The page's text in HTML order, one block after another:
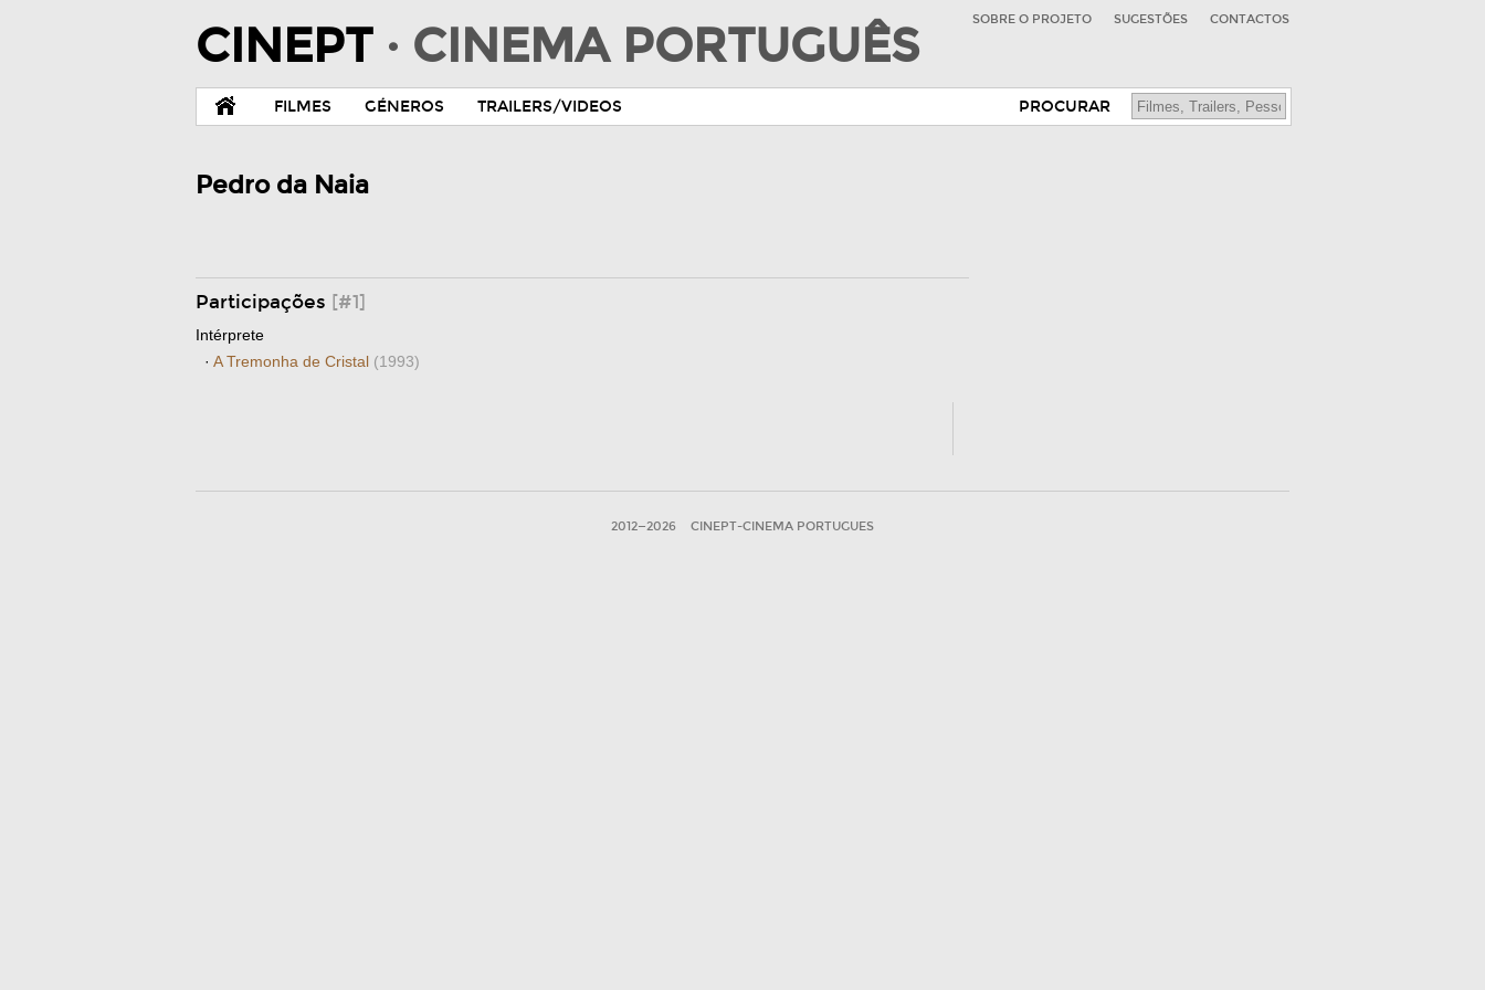
CINEPT · CINEMA PORTUGUÊS SOBRE O PROJETO SUGESTÕES CONTACTOS
FILMES GÉNEROS TRAILERS/VIDEOS PROCURAR
Pedro da Naia
Participações [#1]
Intérprete
· A Tremonha de Cristal (1993)
2012—2026 CINEPT-CINEMA PORTUGUES